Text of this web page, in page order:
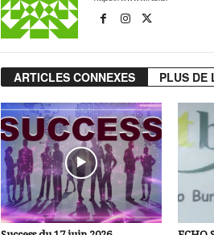
ARTICLES CONNEXES PLUS DE